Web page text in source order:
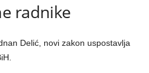
radnike
Delić, novi zakon uspostavlja